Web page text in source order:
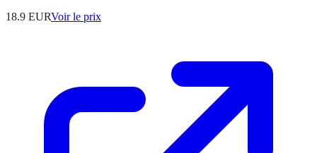
18.9 EURVoir le prix